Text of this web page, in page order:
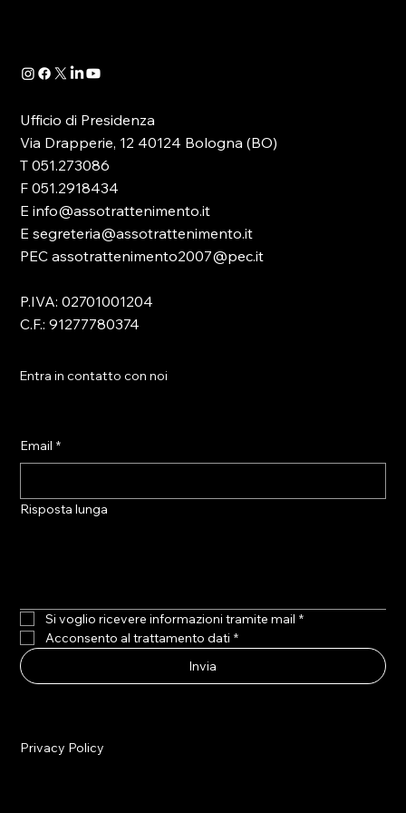
Ufficio di Presidenza
Via Drapperie, 12 40124 Bologna (BO)
T 051.273086
F 051.2918434
E info@assotrattenimento.it
E segreteria@assotrattenimento.it
PEC assotrattenimento2007@pec.it
P.IVA: 02701001204
C.F.: 91277780374
Entra in contatto con noi
Email *
Risposta lunga
Si voglio ricevere informazioni tramite mail *
Acconsento al trattamento dati *
Invia
Privacy Policy